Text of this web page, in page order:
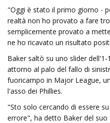
"Oggi è stato il primo giorno -
realtà non ho provato a fare
semplicemente provato a
ne ho ricavato un risultato
Baker saltò su uno slider
attorno al palo del fallo di
fuoricampo in Major League,
l'asso dei Phillies.
"Sto solo cercando di essere
errore", ha detto Baker del